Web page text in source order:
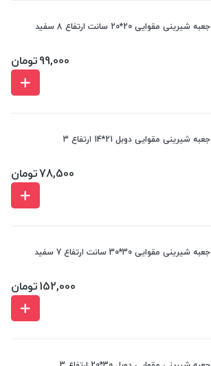
جعبه شیرینی مقوایی 20*20 سانت ارتفاع 8 سفید
99,000تومان
جعبه شیرینی مقوایی دوبل 21*14 ارتفاع 3
78,500تومان
جعبه شیرینی مقوایی 30*30 سانت ارتفاع 7 سفید
152,000تومان